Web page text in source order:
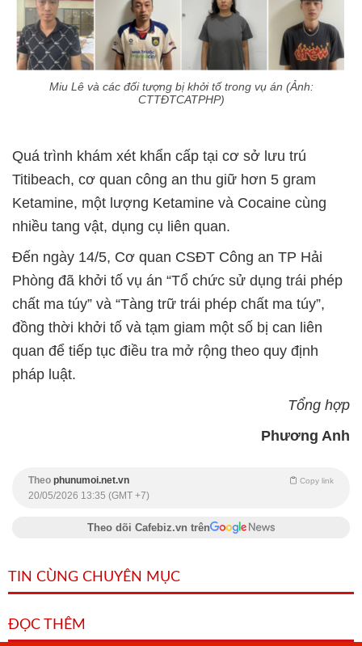
Miu Lê và các đối tượng bị khởi tố trong vụ án (Ảnh:
CTTĐTCATPHP)
Quá trình khám xét khẩn cấp tại cơ sở lưu trú
Titibeach, cơ quan công an thu giữ hơn 5 gram
Ketamine, một lượng Ketamine và Cocaine cùng
nhiều tang vật, dụng cụ liên quan.
Đến ngày 14/5, Cơ quan CSĐT Công an TP Hải
Phòng đã khởi tố vụ án “Tổ chức sử dụng trái phép
chất ma túy” và “Tàng trữ trái phép chất ma túy”,
đồng thời khởi tố và tạm giam một số bị can liên
quan để tiếp tục điều tra mở rộng theo quy định
pháp luật.
Tổng hợp
Phương Anh
Theo phunumoi.net.vn Copy link
20/05/2026 13:35 (GMT +7)
Theo dõi Cafebiz.vn trên
TIN CÙNG CHUYÊN MỤC
ĐỌC THÊM